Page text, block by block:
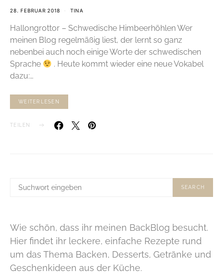
28. FEBRUAR 2018 TINA
Hallongrottor – Schwedische Himbeerhöhlen Wer
meinen Blog regelmäßig liest, der lernt so ganz
nebenbei auch noch einige Worte der schwedischen
Sprache
. Heute kommt wieder eine neue Vokabel
dazu:…
WEITERLESEN
TEILEN
SUCHE
SEARCH
Wie schön, dass ihr meinen BackBlog besucht.
Hier findet ihr leckere, einfache Rezepte rund
um das Thema Backen, Desserts, Getränke und
Geschenkideen aus der Küche.